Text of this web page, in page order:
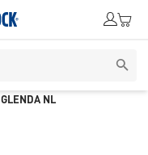
GLENDA NL